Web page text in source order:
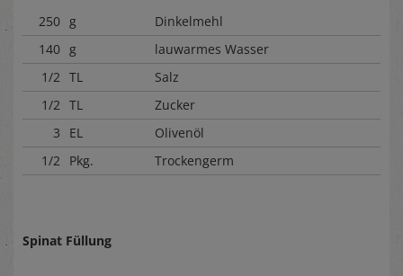
250 g
Dinkelmehl
140 g
lauwarmes Wasser
1/2 TL
Salz
1/2 TL
Zucker
3
EL
Olivenöl
1/2 Pkg. Trockengerm
Spinat Füllung